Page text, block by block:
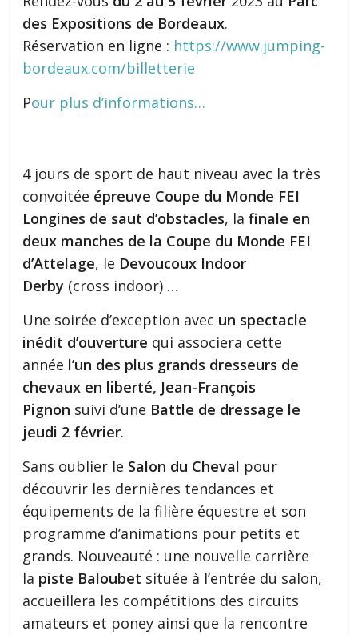
des Expositions de Bordeaux.
Réservation en ligne : https://www.jumping-
bordeaux.com/billetterie
Pour plus d’informations…
4 jours de sport de haut niveau avec la très
convoitée épreuve Coupe du Monde FEI
Longines de saut d’obstacles, lafinale en
deux manches de la Coupe du Monde FEI
d’Attelage, le Devoucoux Indoor
Derby (cross indoor) …
Une soirée d’exception avec un spectacle
inédit d’ouverture qui associera cette
année l’un des plus grands dresseurs de
chevaux en liberté, Jean-François
Pignon suivi d’une Battle de dressage le
jeudi 2 février.
Sans oublier le Salon du Cheval pour
découvrir les dernières tendances et
équipements de la filière équestre et son
programme d’animations pour petits et
grands. Nouveauté : une nouvelle carrière
la piste Baloubet située à l’entrée du salon,
accueillera les compétitions des circuits
amateurs et poney ainsi que la rencontre